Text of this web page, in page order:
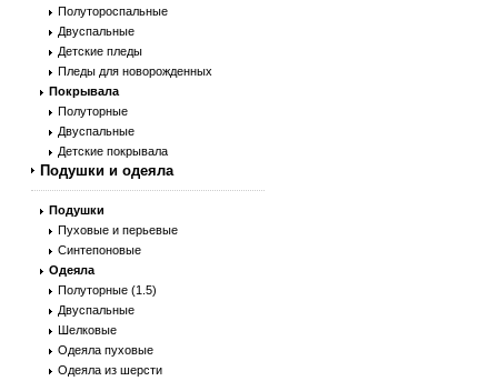
Полутороспальные
Двуспальные
Детские пледы
Пледы для новорожденных
Покрывала
Полуторные
Двуспальные
Детские покрывала
Подушки и одеяла
Подушки
Пуховые и перьевые
Синтепоновые
Одеяла
Полуторные (1.5)
Двуспальные
Шелковые
Одеяла пуховые
Одеяла из шерсти